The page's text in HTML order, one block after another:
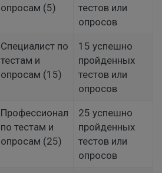
опросам (5)
тестов или
опросов
Специалист по
тестам и
опросам (15)
15 успешно
пройденных
тестов или
опросов
Профессионал
по тестам и
опросам (25)
25 успешно
пройденных
тестов или
опросов